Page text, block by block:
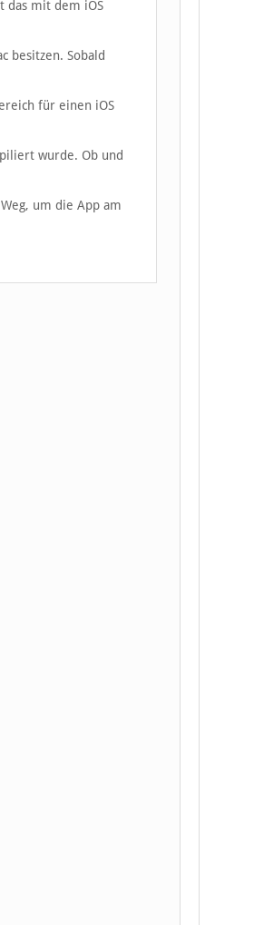
das mit dem iOS
besitzen. Sobald
für einen iOS
wurde. Ob und
um die App am